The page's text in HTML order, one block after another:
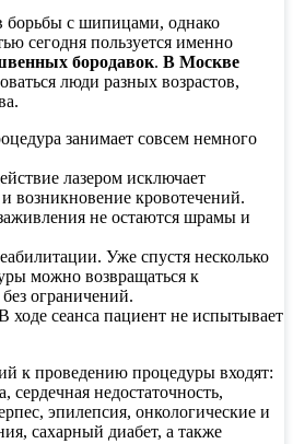
борьбы с шипицами, однако
сегодня пользуется именно
бородавок. В Москве
люди разных возрастов,
занимает совсем немного
лазером исключает
возникновение кровотечений.
не остаются шрамы и
Уже спустя несколько
можно возвращаться к
ограничений.
ходе сеанса пациент не испытывает
к проведению процедуры входят:
сердечная недостаточность,
эпилепсия, онкологические и
сахарный диабет, а также